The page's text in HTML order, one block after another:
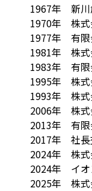
1967年 新川
1970年 株式
1977年 有限
1981年 株式
1983年 有限
1995年 株式
1993年 株式
2006年 株式
2013年 有限
2017年 社長
2024年 株式
2024年 イオ
2025年 株式